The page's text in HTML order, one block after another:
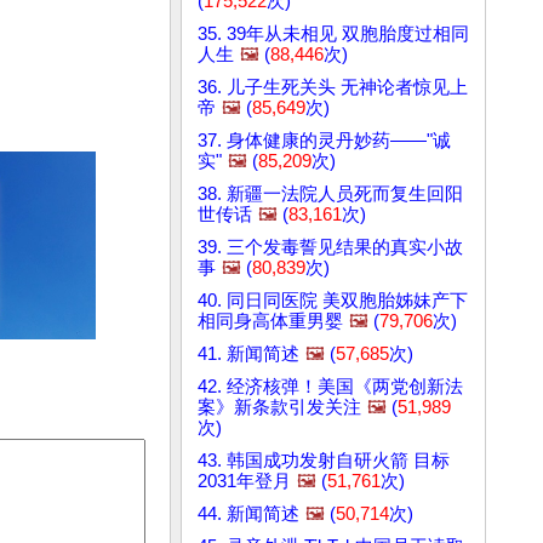
35. 39年从未相见 双胞胎度过相同
人生 🖼️ (88,446次)
36. 儿子生死关头 无神论者惊见上
帝 🖼️ (85,649次)
37. 身体健康的灵丹妙药——"诚
实" 🖼️ (85,209次)
38. 新疆一法院人员死而复生回阳
世传话 🖼️ (83,161次)
39. 三个发毒誓见结果的真实小故
事 🖼️ (80,839次)
40. 同日同医院 美双胞胎姊妹产下
相同身高体重男婴 🖼️ (79,706次)
41. 新闻简述 🖼️ (57,685次)
42. 经济核弹！美国《两党创新法
案》新条款引发关注 🖼️ (51,989
次)
43. 韩国成功发射自研火箭 目标
2031年登月 🖼️ (51,761次)
44. 新闻简述 🖼️ (50,714次)